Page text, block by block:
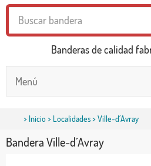
Banderas de calidad
Menú
> Inicio> Localidades> Ville-d´Avray
Bandera Ville-d´Avray